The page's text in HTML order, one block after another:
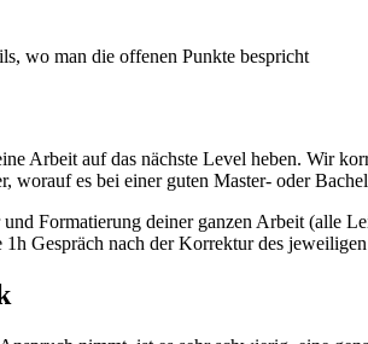
wo man die offenen Punkte bespricht
Arbeit auf das nächste Level heben. Wir
worauf es bei einer guten Master- oder
Formatierung deiner ganzen Arbeit (alle
Gespräch nach der Korrektur des